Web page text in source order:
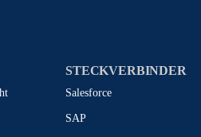
STECKVERBINDER
Salesforce
SAP